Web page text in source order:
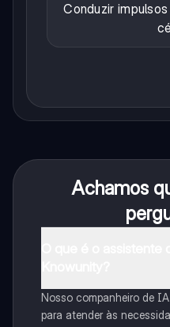
Conduzir
Achamos
Nosso companheiro de
para atender às